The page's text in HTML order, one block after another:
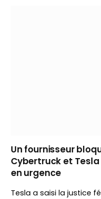
Un fournisseur
Cybertruck et
en urgence
Tesla a saisi la justice